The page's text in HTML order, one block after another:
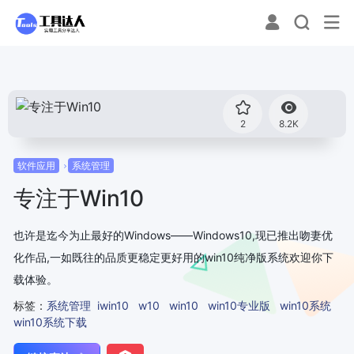
2 8.2K
软件应用 系统管理
专注于Win10
也许是迄今为止最好的Windows——Windows10,现已推出吻妻优
化作品,一如既往的品质更稳定更好用的win10纯净版系统欢迎你下
载体验。
标签： 系统管理 iwin10 w10 win10 win10专业版
win10系统
win10系统下载